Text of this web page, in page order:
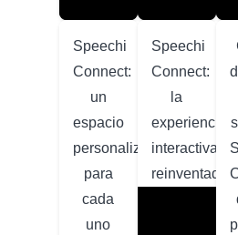
Speechi
Connect:
un
espacio
personalizado
para
cada
uno
Speechi
Connect:
la
experiencia
interactiva
reinventada